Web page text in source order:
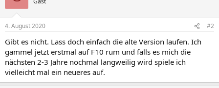
4. August 2020 #2
Gibt es nicht. Lass doch einfach die alte Version laufen. Ich
gammel jetzt erstmal auf F10 rum und falls es mich die
nächsten 2-3 Jahre nochmal langweilig wird spiele ich
vielleicht mal ein neueres auf.